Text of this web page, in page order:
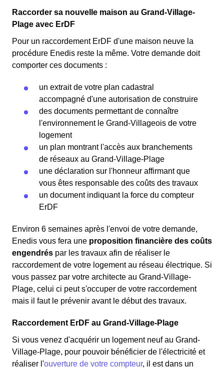
Raccorder sa nouvelle maison au Grand-Village-
Plage avec ErDF
Pour un raccordement ErDF d'une maison neuve la
procédure Enedis reste la même. Votre demande doit
comporter ces documents :
un extrait de votre plan cadastral
accompagné d'une autorisation de construire
des documents permettant de connaître
l'environnement le Grand-Villageois de votre
logement
un plan montrant l'accès aux branchements
de réseaux au Grand-Village-Plage
une déclaration sur l'honneur affirmant que
vous êtes responsable des coûts des travaux
un document indiquant la force du compteur
ErDF
Environ 6 semaines après l'envoi de votre demande,
Enedis vous fera une proposition financière des coûts
engendrés par les travaux afin de réaliser le
raccordement de votre logement au réseau électrique. Si
vous passez par votre architecte au Grand-Village-
Plage, celui ci peut s'occuper de votre raccordement
mais il faut le prévenir avant le début des travaux.
Raccordement ErDF au Grand-Village-Plage
Si vous venez d'acquérir un logement neuf au Grand-
Village-Plage, pour pouvoir bénéficier de l'électricité et
réaliser l'ouverture de votre compteur, il est dans un